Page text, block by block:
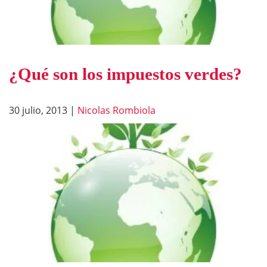
¿Qué son los impuestos verdes?
30 julio, 2013 | Nicolas Rombiola